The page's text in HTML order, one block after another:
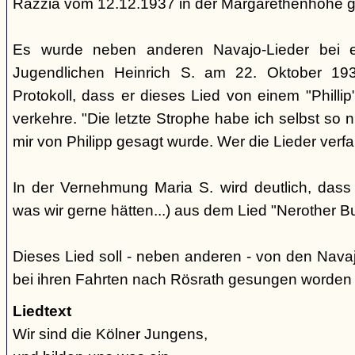
Razzia vom 12.12.1937 in der Margarethenhöhe
Es wurde neben anderen Navajo-Lieder bei
Jugendlichen Heinrich S. am 22. Oktober
Protokoll, dass er dieses Lied von einem
verkehre. "Die letzte Strophe habe ich selbst so
mir von Philipp gesagt wurde. Wer die Lieder
In der Vernehmung Maria S. wird deutlich,
was wir gerne hätten...) aus dem Lied "Nerother
Dieses Lied soll - neben anderen - von den
bei ihren Fahrten nach Rösrath gesungen
Liedtext
Wir sind die Kölner Jungens,